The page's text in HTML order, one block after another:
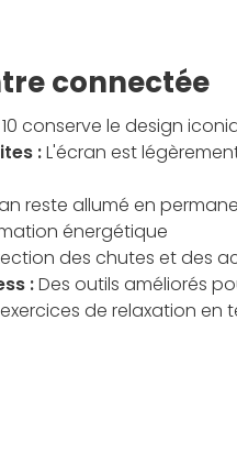
connectée
conserve le design
:L'écran est
reste allumé en
énergétique
des chutes et des
:Des outils améliorés
de relaxation en